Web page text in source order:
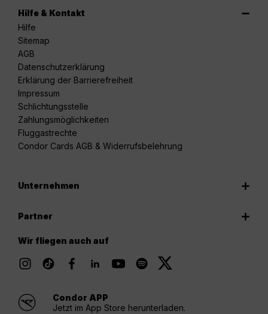
Hilfe & Kontakt
Hilfe
Sitemap
AGB
Datenschutzerklärung
Erklärung der Barrierefreiheit
Impressum
Schlichtungsstelle
Zahlungsmöglichkeiten
Fluggastrechte
Condor Cards AGB & Widerrufsbelehrung
Unternehmen
Partner
Wir fliegen auch auf
Condor APP
Jetzt im App Store herunterladen.